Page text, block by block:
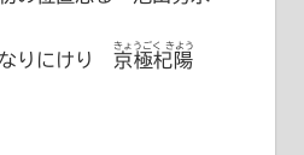
りにけり 京極杞陽
きょうごく きよう